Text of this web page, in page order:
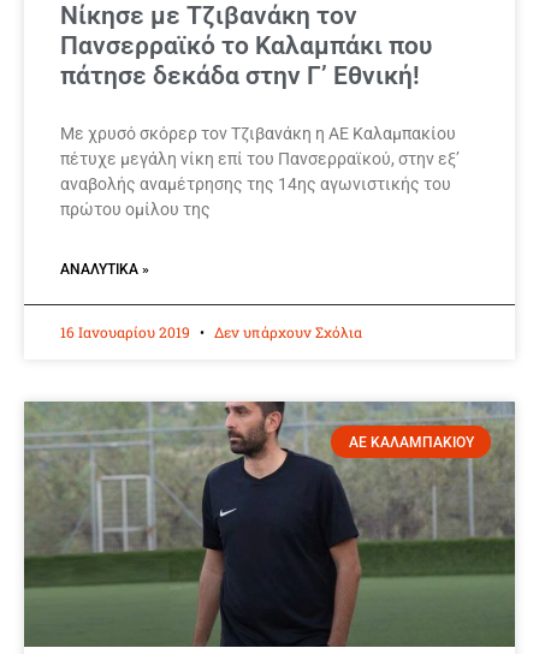
Νίκησε με Τζιβανάκη τον
Πανσερραϊκό το Καλαμπάκι που
πάτησε δεκάδα στην Γ’ Εθνική!
Με χρυσό σκόρερ τον Τζιβανάκη η ΑΕ Καλαμπακίου
πέτυχε μεγάλη νίκη επί του Πανσερραϊκού, στην εξ’
αναβολής αναμέτρησης της 14ης αγωνιστικής του
πρώτου ομίλου της
ΑΝΑΛΥΤΙΚΆ »
16 Ιανουαρίου 2019 Δεν υπάρχουν Σχόλια
ΑΕ ΚΑΛΑΜΠΑΚΙΟΥ